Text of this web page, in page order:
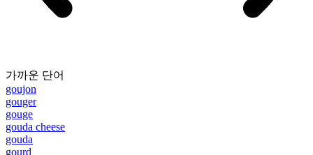
가까운 단어
goujon
gouger
gouge
gouda cheese
gouda
gourd